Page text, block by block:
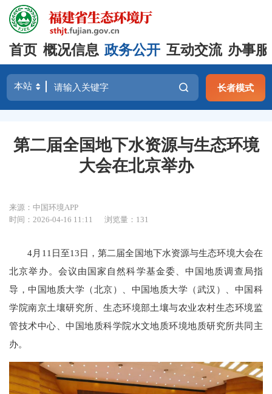
首页 概况信息 政务公开 互动交流 办事
长者模式
第二届全国地下水资源与生态环境
大会在北京举办
来源：中国环境APP
时间：2026-04-16 11:11
浏览量：131
4月11日至13日，第二届全国地下水资源与生态环境大会在
北京举办。会议由国家自然科学基金委、中国地质调查局指
导，中国地质大学（北京）、中国地质大学（武汉）、中国科
学院南京土壤研究所、生态环境部土壤与农业农村生态环境监
管技术中心、中国地质科学院水文地质环境地质研究所共同主
办。